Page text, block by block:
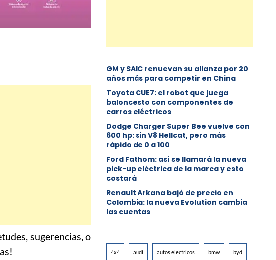
sugerencias, o
GM y SAIC renuevan su alianza por 20
años más para competir en China
Toyota CUE7: el robot que juega
baloncesto con componentes de
carros eléctricos
Dodge Charger Super Bee vuelve con
600 hp: sin V8 Hellcat, pero más
rápido de 0 a 100
Ford Fathom: así se llamará la nueva
pick-up eléctrica de la marca y esto
costará
Renault Arkana bajó de precio en
Colombia: la nueva Evolution cambia
las cuentas
4x4 audi autos electricos bmw byd